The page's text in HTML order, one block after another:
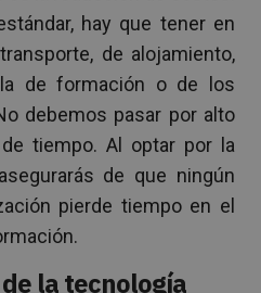
hay que tener en
de alojamiento,
de formación o de los
debemos pasar por alto
tiempo. Al optar por la
de que ningún
pierde tiempo en el
la tecnología